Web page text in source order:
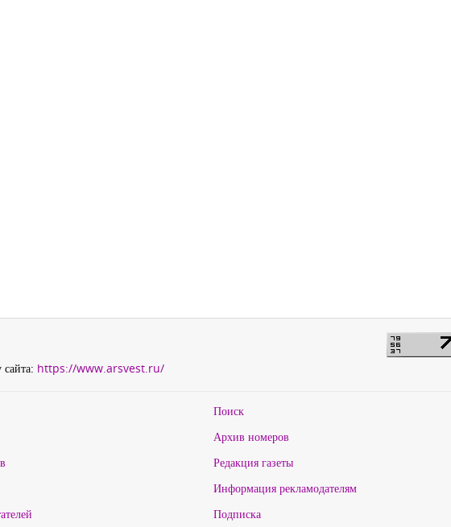
https://www.arsvest.ru/
Поиск
Архив номеров
Редакция газеты
Информация рекламодателям
Подписка